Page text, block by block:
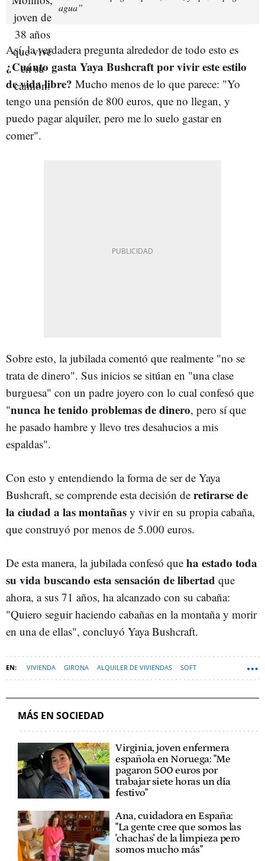
agua”
Así, la verdadera pregunta alrededor de todo esto es
¿Cuánto gasta Yaya Bushcraft por vivir este estilo
de vida libre? Mucho menos de lo que parece: "Yo
tengo una pensión de 800 euros, que no llegan, y
puedo pagar alquiler, pero me lo suelo gastar en
comer".
Sobre esto, la jubilada comentó que realmente "no se
trata de dinero". Sus inicios se sitúan en "una clase
burguesa" con un padre joyero con lo cual confesó que
"nunca he tenido problemas de dinero, pero sí que
he pasado hambre y llevo tres desahucios a mis
espaldas".
Con esto y entendiendo la forma de ser de Yaya
Bushcraft, se comprende esta decisión de retirarse de
la ciudad a las montañas y vivir en su propia cabaña,
que construyó por menos de 5.000 euros.
De esta manera, la jubilada confesó que ha estado toda
su vida buscando esta sensación de libertad que
ahora, a sus 71 años, ha alcanzado con su cabaña:
"Quiero seguir haciendo cabañas en la montaña y morir
en una de ellas", concluyó Yaya Bushcraft.
VIVIENDA GIRONA ALQUILER DE VIVIENDAS SOFT
MÁS EN SOCIEDAD
Virginia, joven enfermera
española en Noruega: "Me
pagaron 500 euros por
trabajar siete horas un día
festivo"
Ana, cuidadora en España:
"La gente cree que somos las
'chachas' de la limpieza pero
somos mucho más"